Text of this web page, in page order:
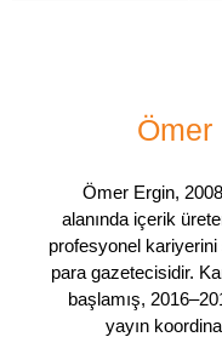
Ömer
Ömer Ergin,
alanında içerik
profesyonel
para gazetecisidir.
başlamış,
yayın